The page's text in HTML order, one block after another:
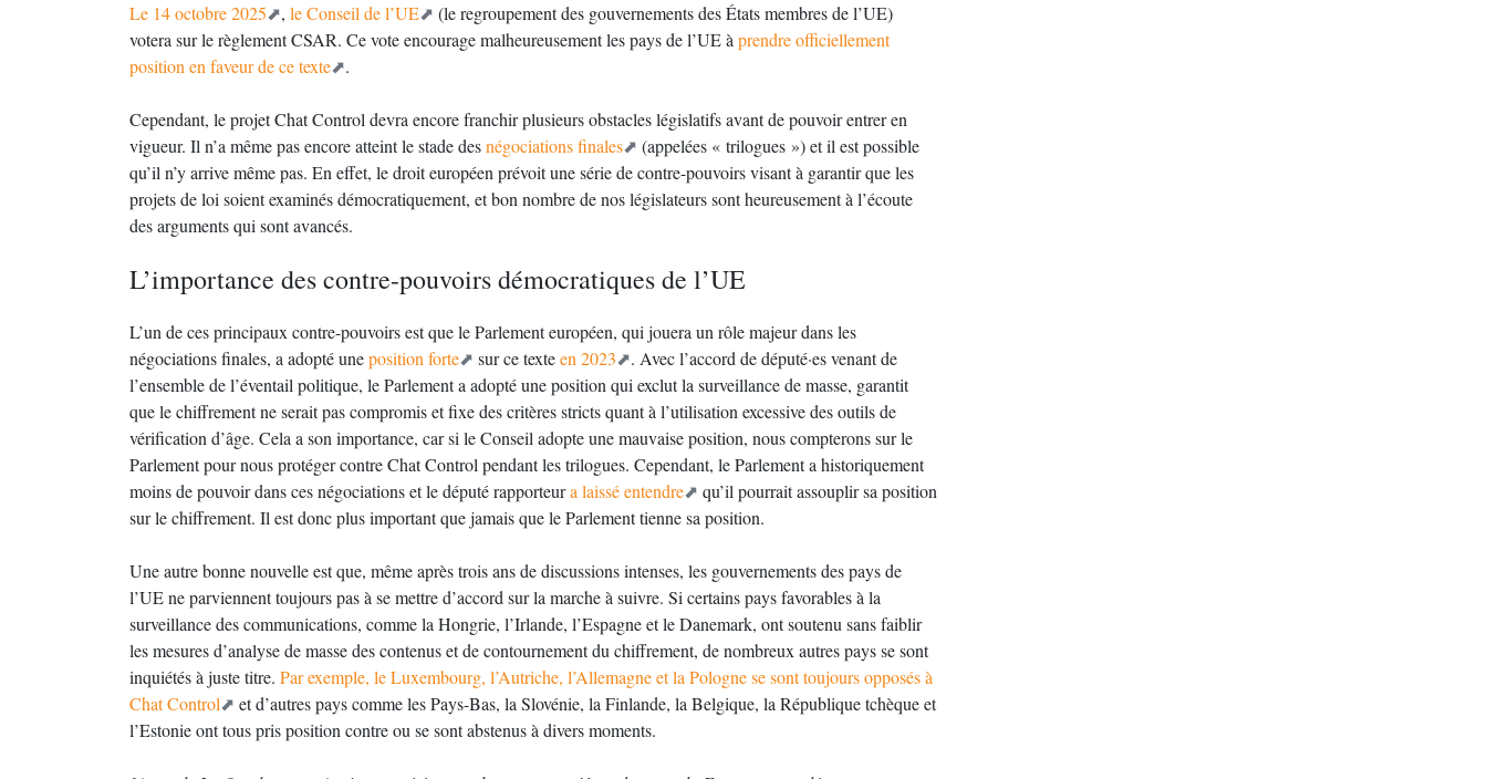
Le 14 octobre 2025 , le Conseil de l’UE
(le regroupement des gouvernements des États membres de l’UE)
votera sur le règlement CSAR. Ce vote encourage malheureusement les pays de l’UE à prendre officiellement
position en faveur de ce texte
.
Cependant, le projet Chat Control devra encore franchir plusieurs obstacles législatifs avant de pouvoir entrer en
vigueur. Il n’a même pas encore atteint le stade desnégociations finales
(appelées « trilogues ») et il est possible
qu’il n’y arrive même pas. En effet, le droit européen prévoit une série de contre-pouvoirs visant à garantir que les
projets de loi soient examinés démocratiquement, et bon nombre de nos législateurs sont heureusement à l’écoute
des arguments qui sont avancés.
L’importance des contre-pouvoirs démocratiques de l’UE
L’un de ces principaux contre-pouvoirs est que le Parlement européen, qui jouera un rôle majeur dans les
négociations finales, a adopté uneposition forte sur ce texteen 2023
. Avec l’accord de député·es venant de
l’ensemble de l’éventail politique, le Parlement a adopté une position qui exclut la surveillance de masse, garantit
que le chiffrement ne serait pas compromis et fixe des critères stricts quant à l’utilisation excessive des outils de
vérification d’âge. Cela a son importance, car si le Conseil adopte une mauvaise position, nous compterons sur le
Parlement pour nous protéger contre Chat Control pendant les trilogues. Cependant, le Parlement a historiquement
moins de pouvoir dans ces négociations et le député rapporteura laissé entendre
qu’il pourrait assouplir sa position
sur le chiffrement. Il est donc plus important que jamais que le Parlement tienne sa position.
Une autre bonne nouvelle est que, même après trois ans de discussions intenses, les gouvernements des pays de
l’UE ne parviennent toujours pas à se mettre d’accord sur la marche à suivre. Si certains pays favorables à la
surveillance des communications, comme la Hongrie, l’Irlande, l’Espagne et le Danemark, ont soutenu sans faiblir
les mesures d’analyse de masse des contenus et de contournement du chiffrement, de nombreux autres pays se sont
inquiétés à juste titre. Par exemple, le Luxembourg, l’Autriche, l’Allemagne et la Pologne se sont toujours opposés à
Chat Control
et d’autres pays comme les Pays-Bas, la Slovénie, la Finlande, la Belgique, la République tchèque et
l’Estonie ont tous pris position contre ou se sont abstenus à divers moments.